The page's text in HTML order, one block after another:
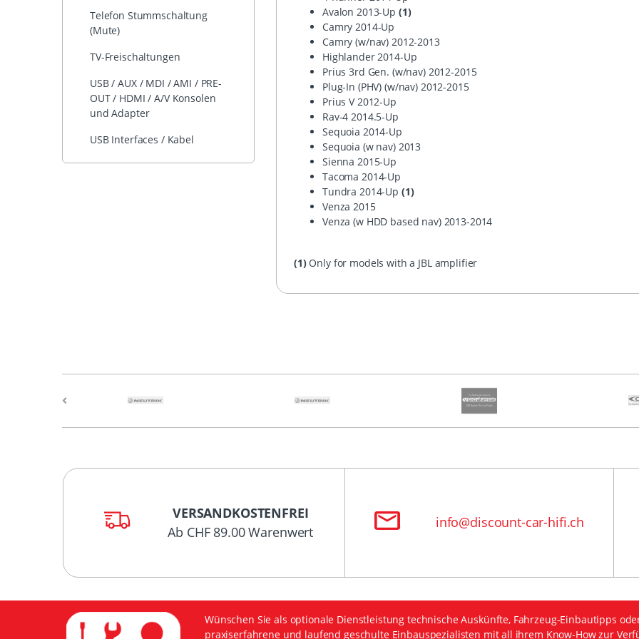
Telefon Stummschaltung
(Mute)
TV-Freischaltungen
USB / AUX / MDI / AMI / PRE-
OUT / HDMI / A/V Konsolen
und Adapter
USB Interfaces / Kabel
Avalon 2013-Up (1)
Camry 2014-Up
Camry (w/nav) 2012-2013
Highlander 2014-Up
Prius 3rd Gen. (w/nav) 2012-2015
Plug-In (PHV) (w/nav) 2012-2015
Prius V 2012-Up
Rav-4 2014.5-Up
Sequoia 2014-Up
Sequoia (w nav) 2013
Sienna 2015-Up
Tacoma 2014-Up
Tundra 2014-Up (1)
Venza 2015
Venza (w HDD based nav) 2013-2014
(1)Only for models with a JBL amplifier
VERSANDKOSTENFREI
Ab CHF 89.00 Warenwert
info@discount-car-hifi.ch
Wünschen Sie als optionale Dienstleistung technische Auskünfte, Fahrzeug-Einbautipps
praxiserfahrene und laufend geschulte Einbauspezialisten mit all ihrem Know-How zur